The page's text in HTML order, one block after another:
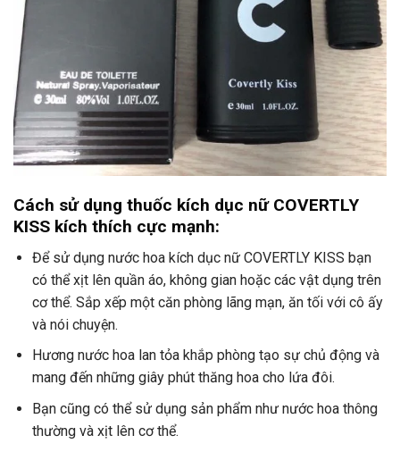
Cách sử dụng thuốc kích dục nữ COVERTLY
KISS kích thích cực mạnh:
Để sử dụng nước hoa kích dục nữ COVERTLY KISS bạn
có thể xịt lên quần áo, không gian hoặc các vật dụng trên
cơ thể. Sắp xếp một căn phòng lãng mạn, ăn tối với cô ấy
và nói chuyện.
Hương nước hoa lan tỏa khắp phòng tạo sự chủ động và
mang đến những giây phút thăng hoa cho lứa đôi.
Bạn cũng có thể sử dụng sản phẩm như nước hoa thông
thường và xịt lên cơ thể.